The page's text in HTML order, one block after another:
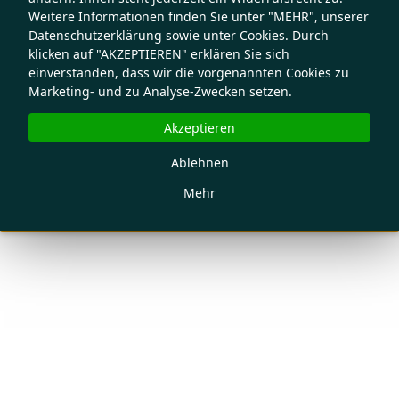
Weitere Informationen finden Sie unter "MEHR", unserer
Datenschutzerklärung sowie unter Cookies. Durch
klicken auf "AKZEPTIEREN" erklären Sie sich
einverstanden, dass wir die vorgenannten Cookies zu
Marketing- und zu Analyse-Zwecken setzen.
Mehr
Ablehnen
Akzeptieren